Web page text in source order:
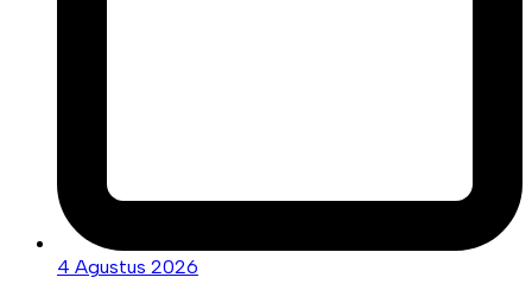
4 Agustus 2026